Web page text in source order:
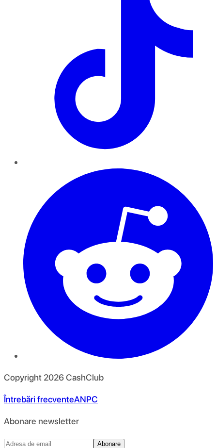
Copyright 2026CashClub
Întrebări frecventeANPC
Abonare newsletter
Abonare